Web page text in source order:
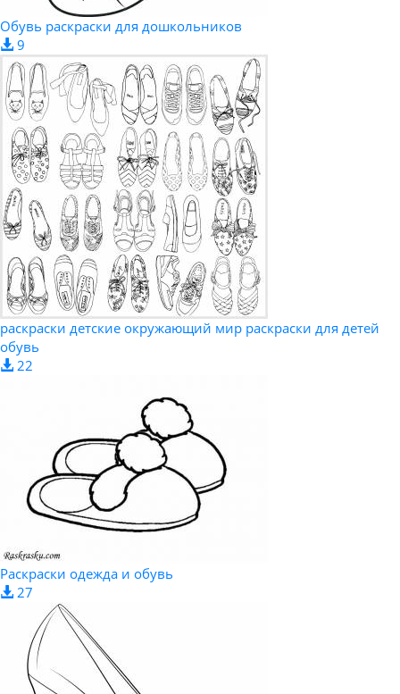
Обувь раскраски для дошкольников
9
раскраски детские окружающий мир раскраски для детей
обувь
22
Раскраски одежда и обувь
27